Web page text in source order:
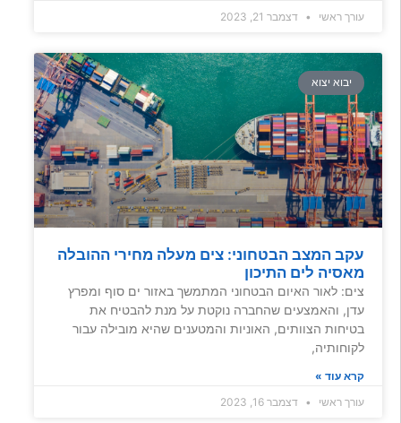
עורך ראשי
דצמבר 21, 2023
יבוא יצוא
עקב המצב הבטחוני: צים מעלה מחירי ההובלה
מאסיה לים התיכון
צים: לאור האיום הבטחוני המתמשך באזור ים סוף ומפרץ
עדן, והאמצעים שהחברה נוקטת על מנת להבטיח את
בטיחות הצוותים, האוניות והמטענים שהיא מובילה עבור
לקוחותיה,
קרא עוד »
עורך ראשי
דצמבר 16, 2023